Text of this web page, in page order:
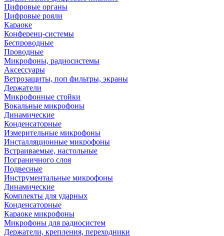
Цифровые органы
Цифровые рояли
Караоке
Конференц-системы
Беспроводные
Проводные
Микрофоны, радиосистемы
Аксессуары
Ветрозащиты, поп фильтры, экраны
Держатели
Микрофонные стойки
Вокальные микрофоны
Динамические
Конденсаторные
Измерительные микрофоны
Инсталляционные микрофоны
Встраиваемые, настольные
Пограничного слоя
Подвесные
Инструментальные микрофоны
Динамические
Комплекты для ударных
Конденсаторные
Караоке микрофоны
Микрофоны для радиосистем
Держатели, крепления, переходники